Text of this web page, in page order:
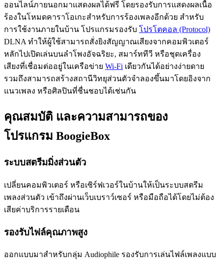
ออนไลน์ภายนอกมาแสดงผลได้ฟรี โดยรองรับการแสดงผลเนื้อ
ร้องในโหมดคาราโอเกะสำหรับการร้องเพลงอีกด้วย สำหรับ
การใช้งานภายในบ้าน โปรแกรมรองรับ โปรโตคอล (Protocol)
DLNA ทำให้ผู้ใช้สามารถสั่งยิงสัญญาณเสียงจากคอมพิวเตอร์
หลักไปเปิดเล่นบนลำโพงอัจฉริยะ, สมาร์ททีวี หรือชุดเครื่อง
เสียงที่เชื่อมต่ออยู่ในเครือข่าย Wi-Fi เดียวกันได้อย่างง่ายดาย
รวมถึงสามารถสร้างสถานีวิทยุส่วนตัวจำลองขึ้นมาโดยอิงจาก
แนวเพลง หรือศิลปินที่ชื่นชอบได้เช่นกัน
คุณสมบัติ และความสามารถของ
โปรแกรม BoogieBox
ระบบสตรีมมิ่งส่วนตัว
เปลี่ยนคอมพิวเตอร์ หรือเซิร์ฟเวอร์ในบ้านให้เป็นระบบสตรีม
เพลงส่วนตัว เข้าถึงผ่านเว็บเบราว์เซอร์ หรือมือถือได้โดยไม่ต้อง
เสียค่าบริการรายเดือน
รองรับไฟล์คุณภาพสูง
ออกแบบมาสำหรับกลุ่ม Audiophile รองรับการเล่นไฟล์เพลงแบบ